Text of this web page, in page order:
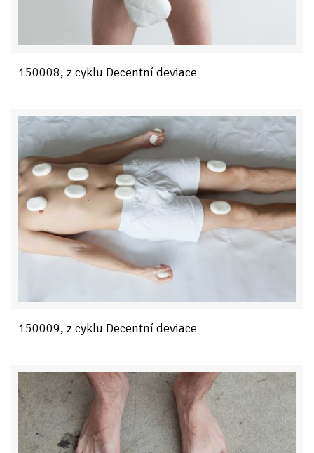
150008, z cyklu Decentní deviace
150009, z cyklu Decentní deviace